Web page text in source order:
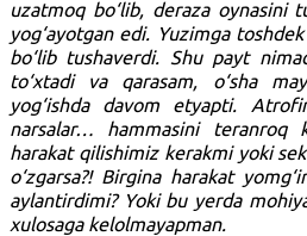
uzatmoq bo‘lib, deraza oynasini
yog‘ayotgan edi. Yuzimga
bo‘lib tushaverdi. Shu payt
to‘xtadi va qarasam, o‘sha
yog‘ishda davom etyapti.
narsalar… hammasini teranroq
harakat qilishimiz kerakmi yoki
o‘zgarsa?! Birgina harakat
aylantirdimi? Yoki bu yerda
xulosaga kelolmayapman.